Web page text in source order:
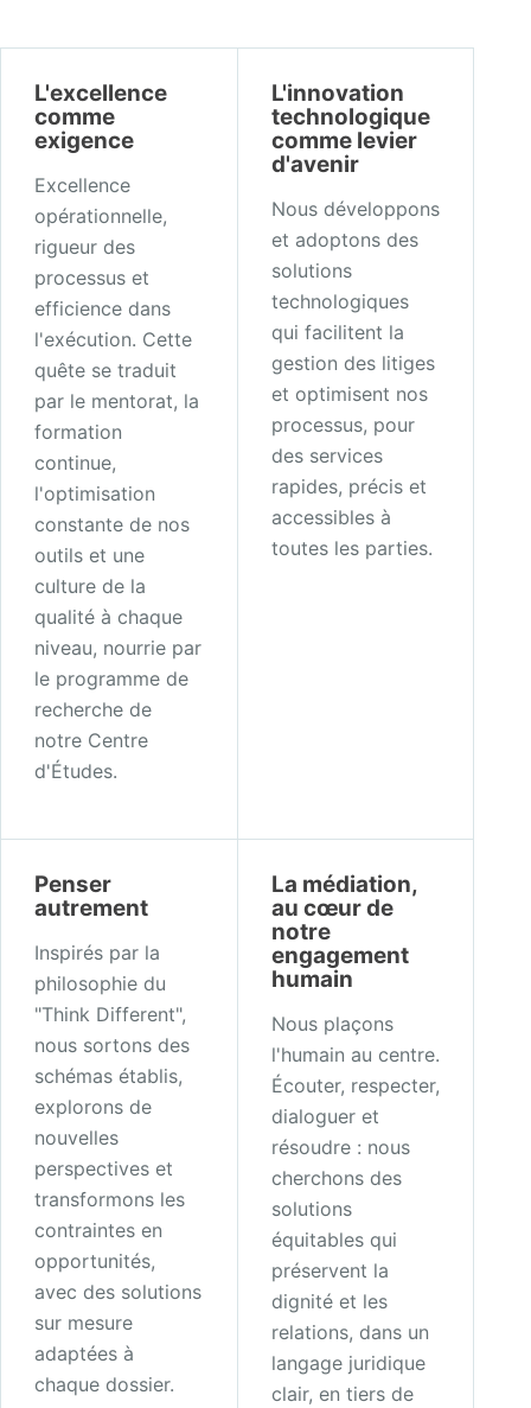
L'excellence
comme
exigence
Excellence
opérationnelle,
rigueur des
processus et
efficience dans
l'exécution. Cette
quête se traduit
par le mentorat, la
formation
continue,
l'optimisation
constante de nos
outils et une
culture de la
qualité à chaque
niveau, nourrie par
le programme de
recherche de
notre Centre
d'Études.
L'innovation
technologique
comme levier
d'avenir
Nous développons
et adoptons des
solutions
technologiques
qui facilitent la
gestion des litiges
et optimisent nos
processus, pour
des services
rapides, précis et
accessibles à
toutes les parties.
Penser
autrement
Inspirés par la
philosophie du
"Think Different",
nous sortons des
schémas établis,
explorons de
nouvelles
perspectives et
transformons les
contraintes en
opportunités,
avec des solutions
sur mesure
adaptées à
chaque dossier.
La médiation,
au cœur de
notre
engagement
humain
Nous plaçons
l'humain au centre.
Écouter, respecter,
dialoguer et
résoudre : nous
cherchons des
solutions
équitables qui
préservent la
dignité et les
relations, dans un
langage juridique
clair, en tiers de